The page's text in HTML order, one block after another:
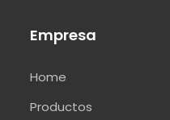
Empresa
Home
Productos